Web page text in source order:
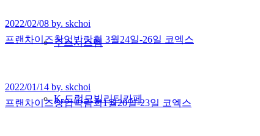
주스시스템
K-드럼모빌리티카페
2022/02/08 by. skchoi
프랜차이즈창업박람회 3월24일-26일 코엑스
2022/01/14 by. skchoi
프랜차이즈창업박람회1월20일-23일 코엑스